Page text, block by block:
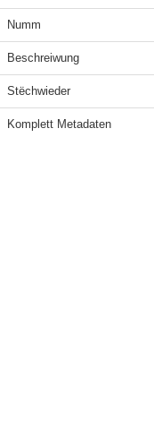
Numm
Beschreiwung
Stëchwieder
Komplett Metadaten